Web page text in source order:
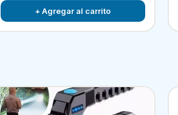
+ Agregar al carrito